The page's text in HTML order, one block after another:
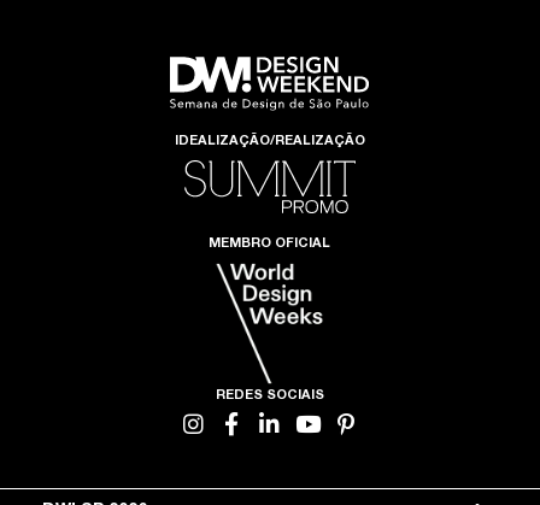
IDEALIZAÇÃO/REALIZAÇÃO
MEMBRO OFICIAL
REDES SOCIAIS